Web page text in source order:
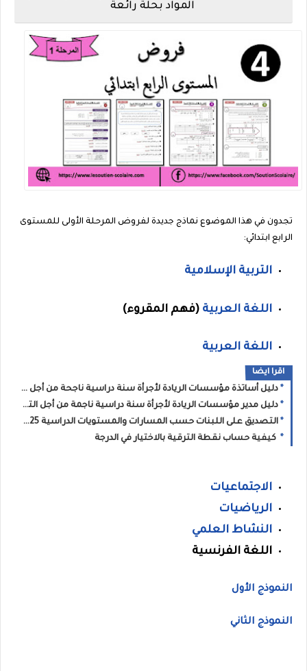
المواد بحلة رائعة
تجدون في هذا الموضوع نماذج جديدة لفروض المرحلة الأولى للمستوى
الرابع ابتدائي:
التربية الإسلامية
اللغة العربية (فهم المقروء)
اللغة العربية
اقرا ايضا
دليل أساتذة مؤسسات الريادة لأجرأة سنة دراسية ناجحة من أجل التحكم في التعلمات
دليل مدير مؤسسات الريادة لأجرأة سنة دراسية ناجمة من أجل التحكم في التعلمات
التصديق على اللبنات حسب المسارات والمستويات الدراسية 2025
كيفية حساب نقطة الترقية بالاختيار في الدرجة
الاجتماعيات
الرياضيات
النشاط العلمي
اللغة الفرنسية
النموذج الأول
النموذج الثاني